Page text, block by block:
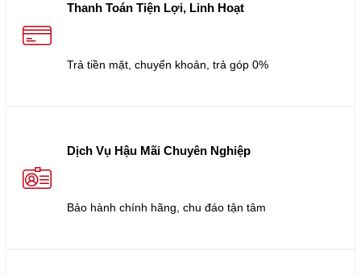
Thanh Toán Tiện Lợi, Linh Hoạt
Trả tiền mặt, chuyển khoản, trả góp 0%
Dịch Vụ Hậu Mãi Chuyên Nghiệp
Bảo hành chính hãng, chu đáo tận tâm